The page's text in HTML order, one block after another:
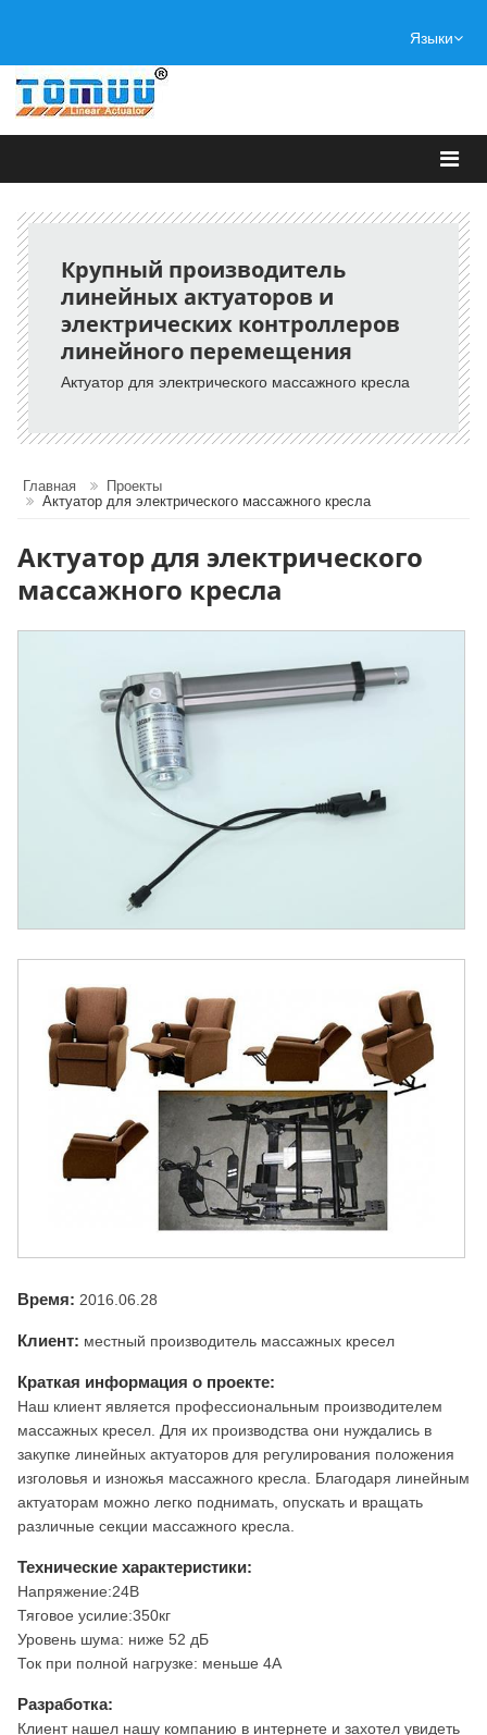
Языки
Крупный производитель
линейных актуаторов и
электрических контроллеров
линейного перемещения
Актуатор для электрического массажного кресла
Главная
Проекты
Актуатор для электрического массажного кресла
Актуатор для электрического
массажного кресла
Время: 2016.06.28
Клиент: местный производитель массажных кресел
Краткая информация о проекте:
Наш клиент является профессиональным производителем
массажных кресел. Для их производства они нуждались в
закупке линейных актуаторов для регулирования положения
изголовья и изножья массажного кресла. Благодаря линейным
актуаторам можно легко поднимать, опускать и вращать
различные секции массажного кресла.
Технические характеристики:
Напряжение:24В
Тяговое усилие:350кг
Уровень шума: ниже 52 дБ
Ток при полной нагрузке: меньше 4A
Разработка:
Клиент нашел нашу компанию в интернете и захотел увидеть